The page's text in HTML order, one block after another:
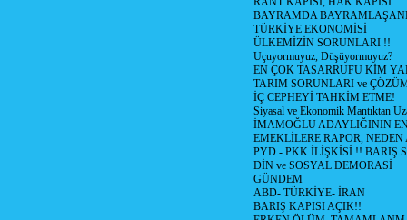
BAYRAMDA
TÜRKİYE EKONOMİSİ
ÜLKEMİZİN SORUNLARI !!
Uçuyormuyuz, Düşüyormuyuz?
EN ÇOK TASARRUFU KİM
TARIM SORUNLARI ve
İÇ CEPHEYİ TAHKİM ETME!
Siyasal ve Ekonomik Mantıktan
İMAMOĞLU ADAYLIĞININ
EMEKLİLERE RAPOR,
PYD - PKK İLİŞKİSİ !! BARIŞ
DİN ve SOSYAL DEMORASİ
GÜNDEM
ABD- TÜRKİYE- İRAN
BARIŞ KAPISI AÇIK!!